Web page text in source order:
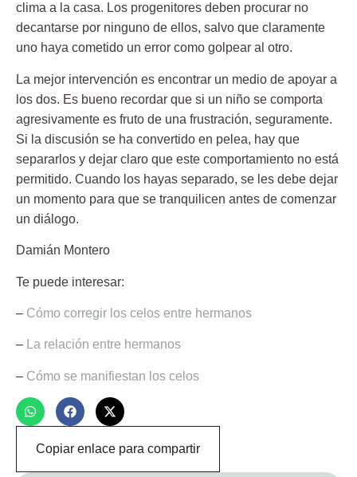
clima a la casa. Los progenitores deben procurar no
decantarse por ninguno de ellos, salvo que claramente
uno haya cometido un error como golpear al otro.
La mejor intervención es encontrar un medio de apoyar a
los dos. Es bueno recordar que si un niño se comporta
agresivamente es fruto de una frustración, seguramente.
Si la discusión se ha convertido en pelea, hay que
separarlos y dejar claro que este comportamiento no está
permitido. Cuando los hayas separado, se les debe dejar
un momento para que se tranquilicen antes de comenzar
un diálogo.
Damián Montero
Te puede interesar:
– Cómo corregir los celos entre hermanos
– La relación entre hermanos
– Cómo se manifiestan los celos
Copiar enlace para compartir